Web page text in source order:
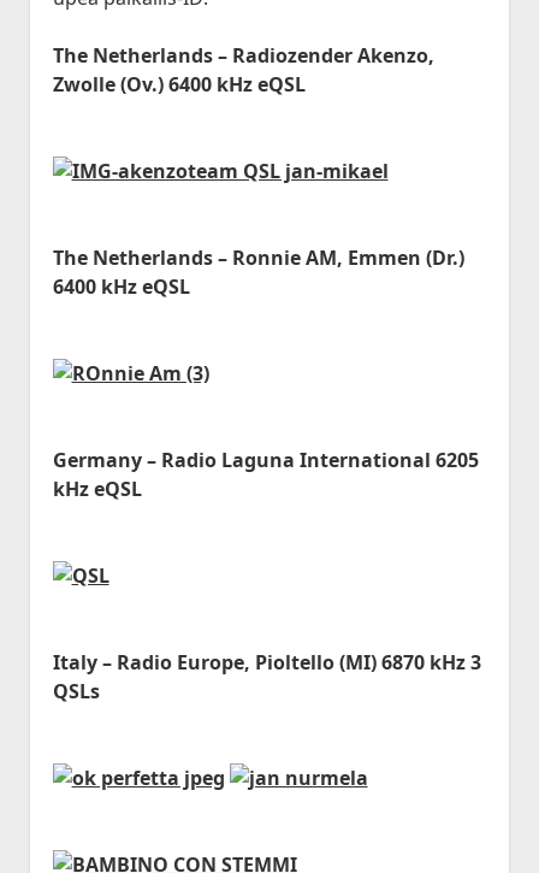
The Netherlands – Radiozender Akenzo,
Zwolle (Ov.) 6400 kHz eQSL
The Netherlands – Ronnie AM, Emmen (Dr.)
6400 kHz eQSL
Germany – Radio Laguna International 6205
kHz eQSL
Italy – Radio Europe, Pioltello (MI) 6870 kHz 3
QSLs